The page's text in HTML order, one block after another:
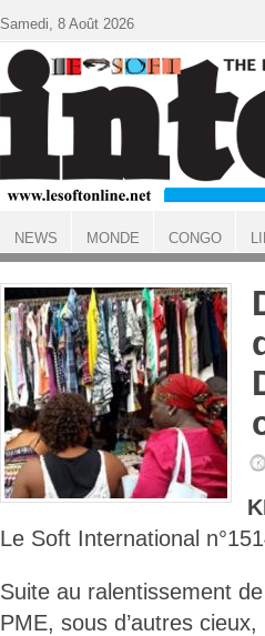
ACCUEIL
Le Soft International
Suite au ralentissement
PME, sous d’autres
Samedi, 8 Août 2026
NEWS MONDE CONGO